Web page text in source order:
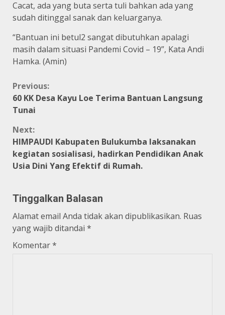
Cacat, ada yang buta serta tuli bahkan ada yang
sudah ditinggal sanak dan keluarganya.
“Bantuan ini betul2 sangat dibutuhkan apalagi
masih dalam situasi Pandemi Covid – 19”, Kata Andi
Hamka. (Amin)
Continue
Reading
Previous:
60 KK Desa Kayu Loe Terima Bantuan Langsung
Tunai
Next:
HIMPAUDI Kabupaten Bulukumba laksanakan
kegiatan sosialisasi, hadirkan Pendidikan Anak
Usia Dini Yang Efektif di Rumah.
Tinggalkan Balasan
Alamat email Anda tidak akan dipublikasikan. Ruas
yang wajib ditandai *
Komentar*